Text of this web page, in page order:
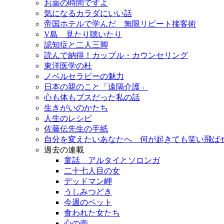
お薬の時間ですよ
気になるカラダにいい話
帝国ホテルで学んだ 無限リピート接客術
V島 見たり聴いたり
認知症と二人三脚
読んで納得！カップル・カウンセリング
東洋医学の杜
ノベルセラピーの魅力
日本の親のこと「遠隔介護」
心も体もブスだった私の話
生きがいのかたち
人生のレシピ
佐藤伝先生の手紙
自分を変えたいあなたへ 何が起きても笑い飛ば
過去の連載
童話 アルタイとソロンガ
二十七人目の女
デッドマン岬
うしみつどき
今週のペット
食われた女たち